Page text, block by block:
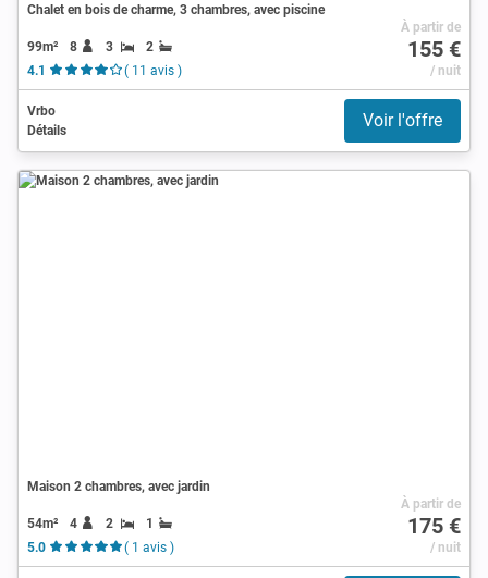
Chalet en bois de charme, 3 chambres, avec piscine
99m² 8 3
2
4.1
( 11 avis )
À partir de
155 €
/ nuit
Vrbo
Détails
Voir l'offre
Maison 2 chambres, avec jardin
54m² 4 2
1
5.0
( 1 avis )
À partir de
175 €
/ nuit